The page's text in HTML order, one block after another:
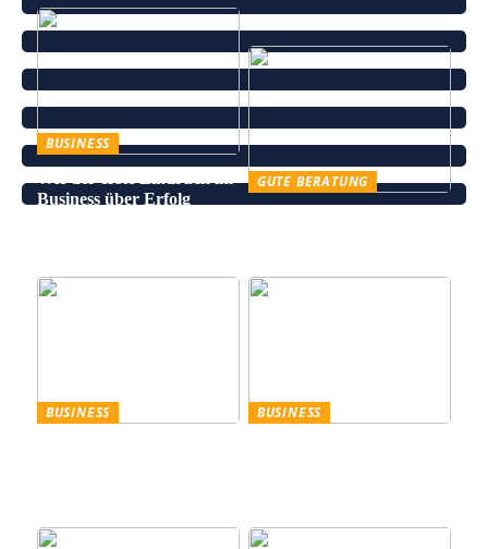
BUSINESS
Business über Erfolg
GUTE BERATUNG
BUSINESS
BUSINESS